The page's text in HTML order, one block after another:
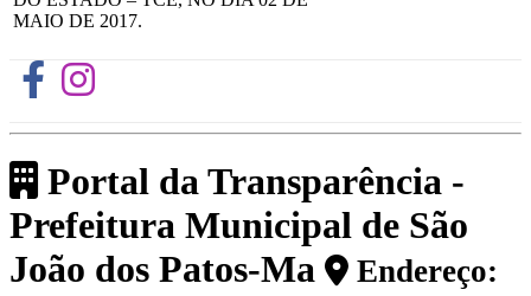
MAIO DE 2017.
Portal da Transparência -
Prefeitura Municipal de São
João dos Patos-Ma
Endereço: